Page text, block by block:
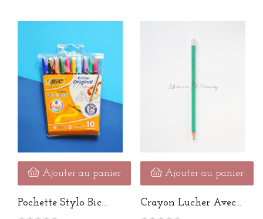
Ajouter au panier
Pochette Stylo Bic
Cristal...
Ajouter au panier
Crayon Lucher Avec
Gomme